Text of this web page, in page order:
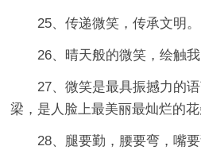
25、传递微笑，传承文明。
26、晴天般的微笑，绘触我
27、微笑是最具振撼力的
梁，是人脸上最美丽最灿烂的花
28、腿要勤，腰要弯，嘴